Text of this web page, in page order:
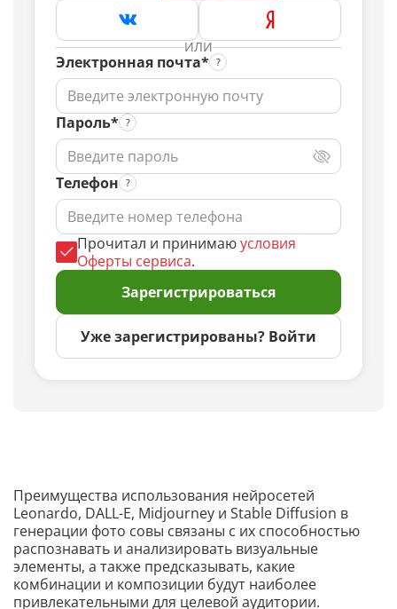
ИЛИ
Электронная почта*
Пароль*
Телефон
Прочитал и принимаюусловия
Оферты сервиса.
Зарегистрироваться
Уже зарегистрированы? Войти
Преимущества использования нейросетей
Leonardo, DALL-E, Midjourney и Stable Diffusion в
генерации фото совы связаны с их способностью
распознавать и анализировать визуальные
элементы, а также предсказывать, какие
комбинации и композиции будут наиболее
привлекательными для целевой аудитории.